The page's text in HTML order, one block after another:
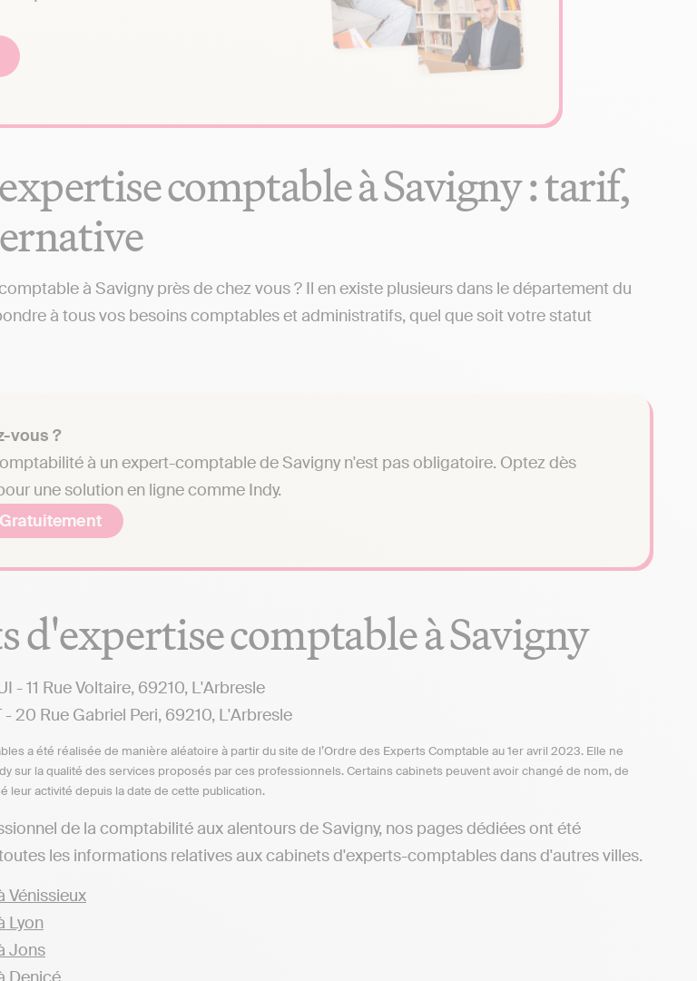
comptable à Savigny : tarif,
à Savigny près de chez vous ? Il en existe plusieurs dans le département du
à tous vos besoins comptables et administratifs, quel que soit votre statut
vous ?
à un expert-comptable de Savigny n'est pas obligatoire. Optez dès
une solution en ligne comme Indy.
d'expertise comptable à Savigny
- 11 Rue Voltaire, 69210, L'Arbresle
- 20 Rue Gabriel Peri, 69210, L'Arbresle
a été réalisée de manière aléatoire à partir du site de l’Ordre des Experts Comptable au 1er avril 2023. Elle ne
sur la qualité des services proposés par ces professionnels. Certains cabinets peuvent avoir changé de nom, de
leur activité depuis la date de cette publication.
de la comptabilité aux alentours de Savigny, nos pages dédiées ont été
les informations relatives aux cabinets d'experts-comptables dans d'autres villes.
Vénissieux
Lyon
Jons